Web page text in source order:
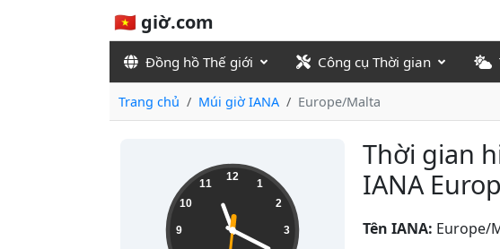
🇻🇳 giờ.com
Đồng hồ Thế giới Công cụ Thời gian
Trang chủ Múi giờ IANA Europe/Malta
Thời gian
IANA
23:19:32 12
1
2
3
9
10
11
Tên IANA: Europe/